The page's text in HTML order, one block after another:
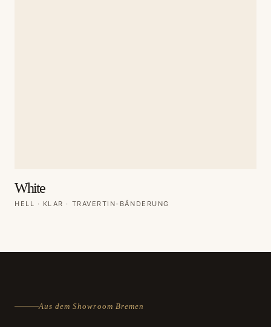
White
HELL · KLAR · TRAVERTIN-BÄNDERUNG
Aus dem Showroom Bremen